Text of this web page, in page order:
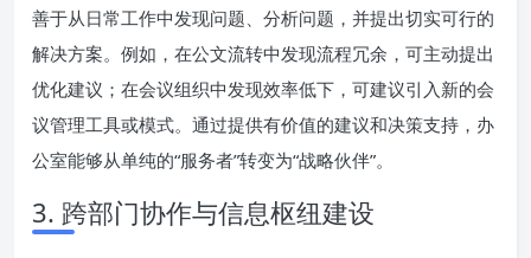
善于从日常工作中发现问题、分析问题，并提出切实可行的
解决方案。例如，在公文流转中发现流程冗余，可主动提出
优化建议；在会议组织中发现效率低下，可建议引入新的会
议管理工具或模式。通过提供有价值的建议和决策支持，办
公室能够从单纯的“服务者”转变为“战略伙伴”。
3. 跨部门协作与信息枢纽建设